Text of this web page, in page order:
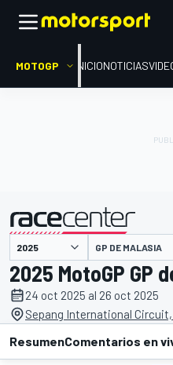
MOTOGP INICIONOTICIAS
presentado por GP DE MALASIA
2025 MotoGP GP
24 oct 2025 al 26 oct 2025
Sepang International Circuit,
ResumenComentarios en